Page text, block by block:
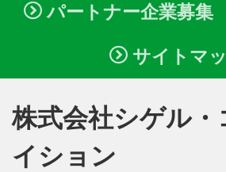
パートナー企業募集
サイトマ
株式会社シゲル・
イション